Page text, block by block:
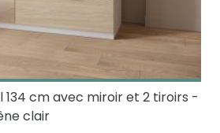
134 cm avec miroir et 2 tiroirs -
clair